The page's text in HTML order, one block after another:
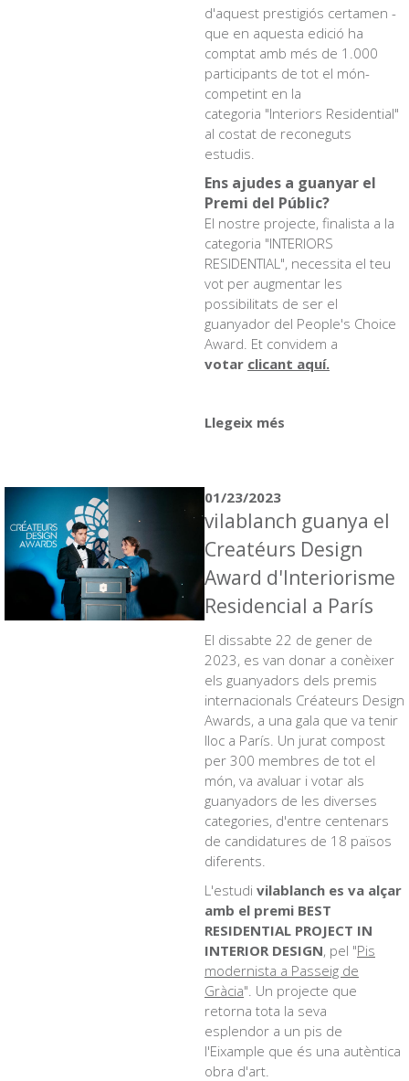
d'aquest prestigiós certamen -
que en aquesta edició ha
comptat amb més de 1.000
participants de tot el món-
competint en la
categoria "Interiors Residential"
al costat de reconeguts
estudis.
Ens ajudes a guanyar el
Premi del Públic?
El nostre projecte, finalista a la
categoria "INTERIORS
RESIDENTIAL", necessita el teu
vot per augmentar les
possibilitats de ser el
guanyador del People's Choice
Award. Et convidem a
votar clicant aquí.
Llegeix més
01/23/2023
vilablanch guanya el
Creatéurs Design
Award d'Interiorisme
Residencial a París
El dissabte 22 de gener de
2023, es van donar a conèixer
els guanyadors dels premis
internacionals Créateurs Design
Awards, a una gala que va tenir
lloc a París. Un jurat compost
per 300 membres de tot el
món, va avaluar i votar als
guanyadors de les diverses
categories, d'entre centenars
de candidatures de 18 països
diferents.
L'estudi vilablanch es va alçar
amb el premi BEST
RESIDENTIAL PROJECT IN
INTERIOR DESIGN, pel "Pis
modernista a Passeig de
Gràcia". Un projecte que
retorna tota la seva
esplendor a un pis de
l'Eixample que és una autèntica
obra d'art.